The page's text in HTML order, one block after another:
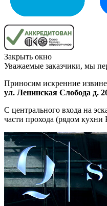
Закрыть окно
Уважаемые заказчики, мы
Приносим искренние
ул. Ленинская Слобода д.
С центрального входа на
части прохода (рядом